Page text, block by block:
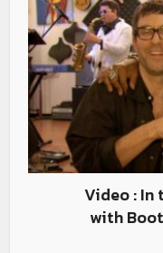
Video :
with